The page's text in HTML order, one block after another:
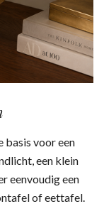
basis voor een
een klein
eenvoudig een
of eettafel.